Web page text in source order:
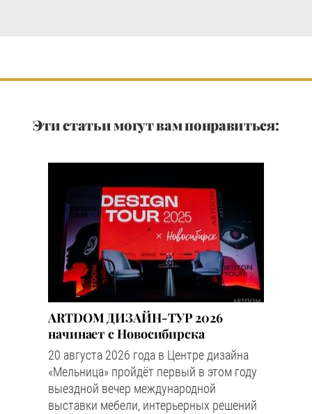
Эти статьи могут вам понравиться:
ARTDOM ДИЗАЙН-ТУР 2026
начинает с Новосибирска
20 августа 2026 года в Центре дизайна
«Мельница» пройдёт первый в этом году
выездной вечер международной
выставки мебели, интерьерных решений